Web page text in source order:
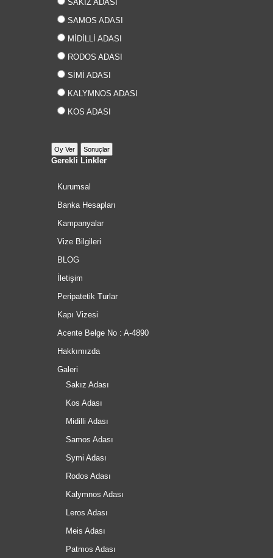
SAKIZ ADASI
SAMOS ADASI
MİDİLLİ ADASI
RODOS ADASI
SİMİ ADASI
KALYMNOS ADASI
KOS ADASI
Gerekli Linkler
Kurumsal
Banka Hesapları
Kampanyalar
Vize Bilgileri
BLOG
İletişim
Peripatetik Turlar
Kapı Vizesi
Acente Belge No : A-4890
Hakkımızda
Galeri
Sakız Adası
Kos Adası
Midilli Adası
Samos Adası
Symi Adası
Rodos Adası
Kalymnos Adası
Leros Adası
Meis Adası
Patmos Adası